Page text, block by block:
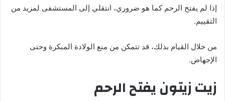
إذا لم يفتح الرحم كما هو ضروري، انتقلي إلى المستشفى لمزيد من
التقييم.
من خلال القيام بذلك، قد تتمكن من منع الولادة المبكرة وحتى
الإجهاض.
زيت زيتون يفتح الرحم